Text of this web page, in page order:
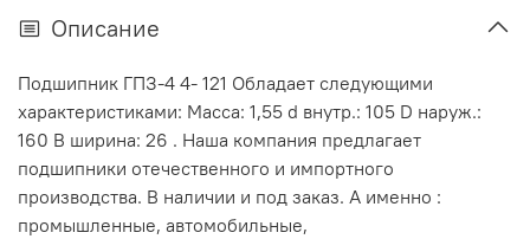
Описание
Подшипник ГПЗ-4 4- 121 Обладает следующими
характеристиками: Масса: 1,55 d внутр.: 105 D наруж.:
160 В ширина: 26 . Наша компания предлагает
подшипники отечественного и импортного
производства. В наличии и под заказ. А именно :
промышленные, автомобильные,